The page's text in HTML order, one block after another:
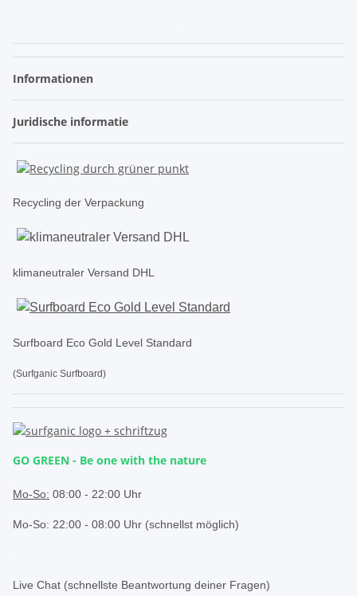
Informationen
Juridische informatie
Recycling der Verpackung
klimaneutraler Versand DHL
Surfboard Eco Gold Level Standard
(Surfganic Surfboard)
GO GREEN - Be one with the nature
Mo-So: 08:00 - 22:00 Uhr
Mo-So: 22:00 - 08:00 Uhr (schnellst möglich)
Live Chat (schnellste Beantwortung deiner Fragen)